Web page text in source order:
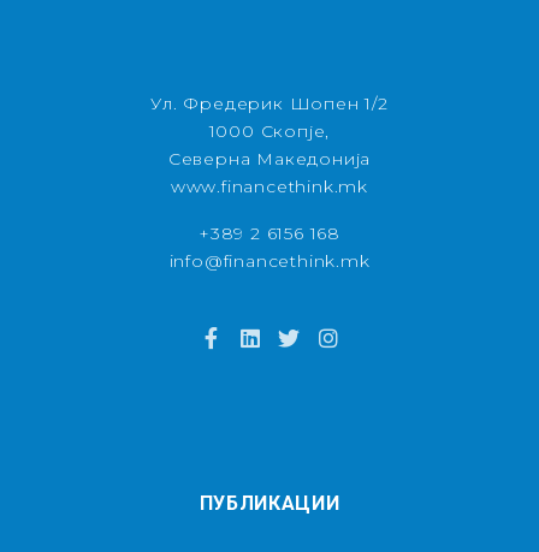
Ул. Фредерик Шопен 1/2
1000 Скопје,
Северна Македонија
www.financethink.mk
+389 2 6156 168
info@financethink.mk
ПУБЛИКАЦИИ